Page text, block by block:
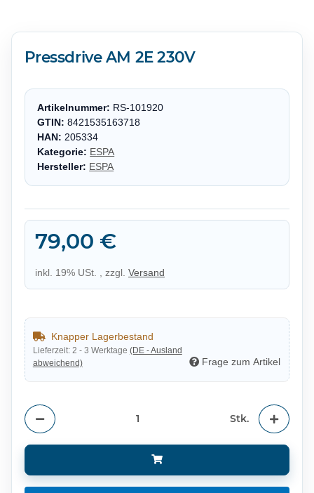
Pressdrive AM 2E 230V
Artikelnummer: RS-101920
GTIN: 8421535163718
HAN: 205334
Kategorie: ESPA
Hersteller: ESPA
79,00 €
inkl. 19% USt. , zzgl. Versand
Knapper Lagerbestand
Lieferzeit: 2 - 3 Werktage (DE - Ausland
abweichend)
Frage zum Artikel
Stk.